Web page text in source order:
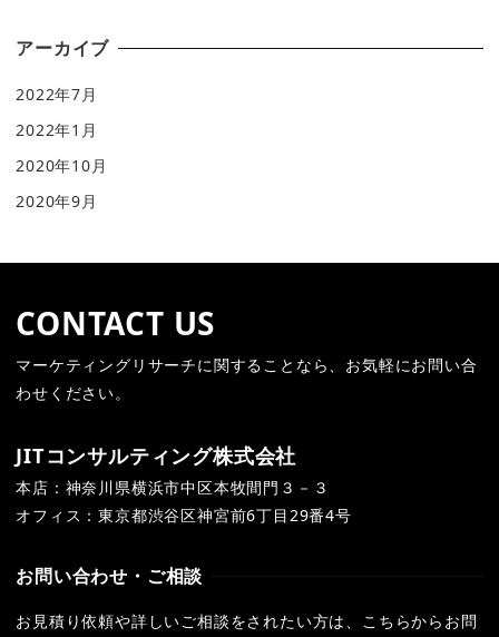
アーカイブ
2022年7月
2022年1月
2020年10月
2020年9月
CONTACT US
マーケティングリサーチに関することなら、お気軽にお問い合
わせください。
JITコンサルティング株式会社
本店：神奈川県横浜市中区本牧間門３－３
オフィス：東京都渋谷区神宮前6丁目29番4号
お問い合わせ・ご相談
お見積り依頼や詳しいご相談をされたい方は、こちらからお問